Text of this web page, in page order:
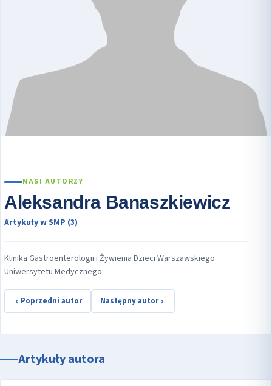
NASI AUTORZY
Aleksandra Banaszkiewicz
Artykuły w SMP (3)
Klinika Gastroenterologii i Żywienia Dzieci Warszawskiego
Uniwersytetu Medycznego
Poprzedni autor Następny autor
Artykuły autora